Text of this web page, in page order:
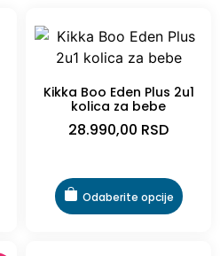
Kikka Boo Eden Plus 2u1
kolica za bebe
28.990,00 RSD
Odaberite opcije